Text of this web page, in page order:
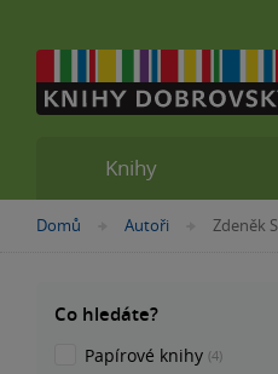
Nacházíte
Domů »Autoři »
Zdeněk
Co hledáte?
Papírové knihy (4)
Knihy